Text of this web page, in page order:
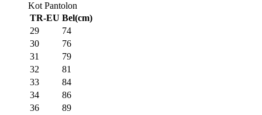
Kot Pantolon
TR-EU Bel(cm)
29
74
30
76
31
79
32
81
33
84
34
86
36
89